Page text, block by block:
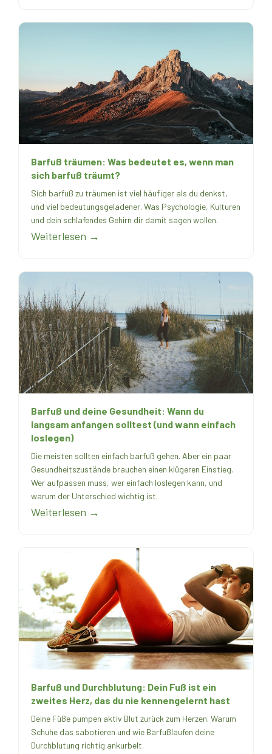
Barfuß träumen: Was bedeutet es, wenn man
sich barfuß träumt?
Sich barfuß zu träumen ist viel häufiger als du denkst,
und viel bedeutungsgeladener. Was Psychologie, Kulturen
und dein schlafendes Gehirn dir damit sagen wollen.
Weiterlesen →
Barfuß und deine Gesundheit: Wann du
langsam anfangen solltest (und wann einfach
loslegen)
Die meisten sollten einfach barfuß gehen. Aber ein paar
Gesundheitszustände brauchen einen klügeren Einstieg.
Wer aufpassen muss, wer einfach loslegen kann, und
warum der Unterschied wichtig ist.
Weiterlesen →
Barfuß und Durchblutung: Dein Fuß ist ein
zweites Herz, das du nie kennengelernt hast
Deine Füße pumpen aktiv Blut zurück zum Herzen. Warum
Schuhe das sabotieren und wie Barfußlaufen deine
Durchblutung richtig ankurbelt.